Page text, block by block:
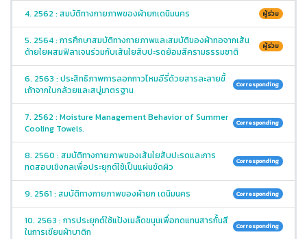
4. 2562 : สมบัติทางกายภาพของผ้ายกเดนิมนคร ผู้ร่วม
5. 2564 : การศึกษาสมบัติทางกายภาพและสมบัติของผ้าทอจากเส้น
ด้ายใยผสมฟิลาเจนร่วมกับเส้นใยสับปะรดย้อมสีครามธรรมชาติ
ผู้ร่วม
6. 2563 : ประสิทธิภาพการลอกกาวไหมอีรี่ด้วยสารละลายขี้
เถ้าจากใบกล้วยและสบู่มาตรฐาน
Corresponding
7. 2562 : Moisture Management Behavior of Summer
Cooling Towels.
Corresponding
8. 2560 : สมบัติทางกายภาพของเส้นใยสับปะรดและการ
ทดสอบเชิงกลเพื่อประยุกต์ใช้เป็นแผ่นขัดผิว
Corresponding
9. 2561 : สมบัติทางกายภาพของผ้ายก เดนิมนคร Corresponding
10. 2563 : การประยุกต์ใช้แป้งเมล็ดขนุนเพื่อทดแทนสารกั้นสี
ในการเขียนผ้าบาติก
Corresponding